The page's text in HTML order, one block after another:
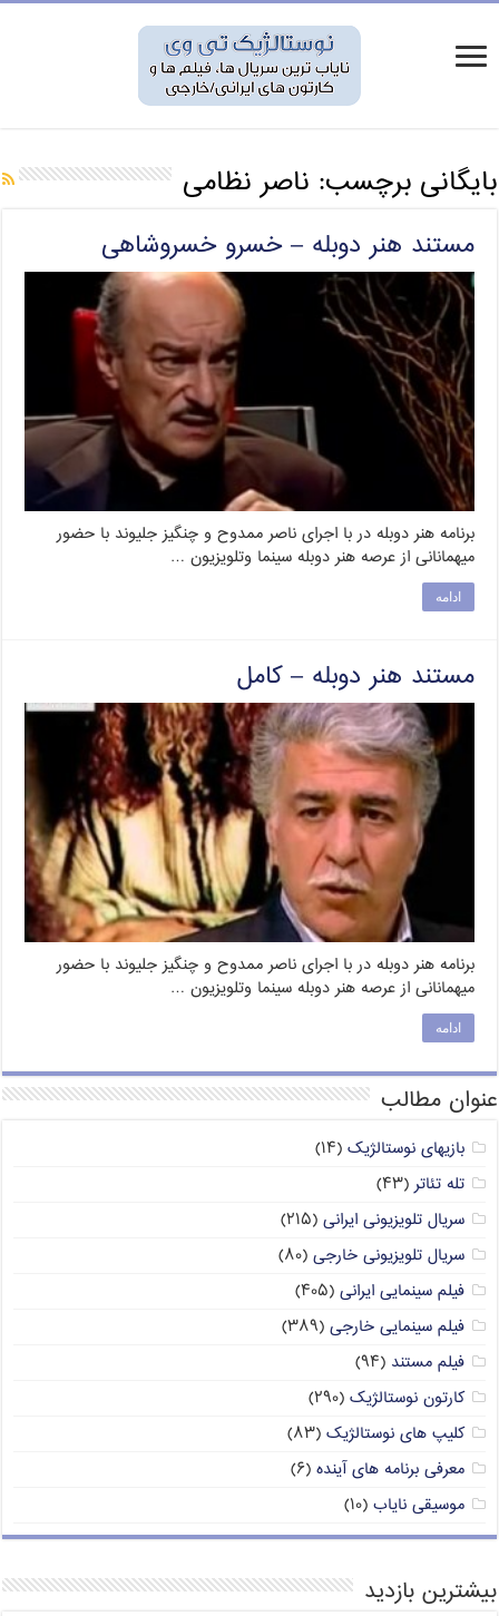
بایگانی برچسب: ناصر نظامی
مستند هنر دوبله – خسرو خسروشاهی
برنامه هنر دوبله در با اجرای ناصر ممدوح و چنگیز جلیوند با حضور
میهمانانی از عرصه هنر دوبله سینما وتلویزیون …
ادامه
مستند هنر دوبله – کامل
برنامه هنر دوبله در با اجرای ناصر ممدوح و چنگیز جلیوند با حضور
میهمانانی از عرصه هنر دوبله سینما وتلویزیون …
ادامه
عنوان مطالب
بازیهای نوستالژیک (۱۴)
تله تئاتر (۴۳)
سریال تلویزیونی ایرانی (۲۱۵)
سریال تلویزیونی خارجی (۸۰)
فیلم سینمایی ایرانی (۴۰۵)
فیلم سینمایی خارجی (۳۸۹)
فیلم مستند (۹۴)
کارتون نوستالژیک (۲۹۰)
کلیپ های نوستالژیک (۸۳)
معرفی برنامه های آینده (۶)
موسیقی نایاب (۱۰)
بیشترین بازدید